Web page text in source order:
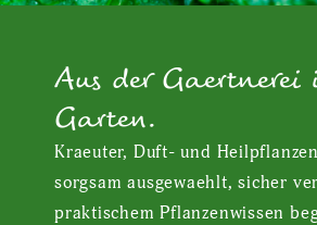
Aus der
Garten.
Kraeuter, Duft- und
sorgsam ausgewaehlt, sicher
praktischem Pflanzenwissen